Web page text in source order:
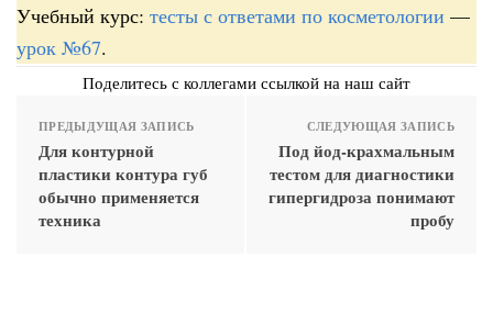
Учебный курс: тесты с ответами по косметологии —
урок №67.
Поделитесь с коллегами ссылкой на наш сайт
ПРЕДЫДУЩАЯ ЗАПИСЬ
Для контурной
пластики контура губ
обычно применяется
техника
СЛЕДУЮЩАЯ ЗАПИСЬ
Под йод-крахмальным
тестом для диагностики
гипергидроза понимают
пробу